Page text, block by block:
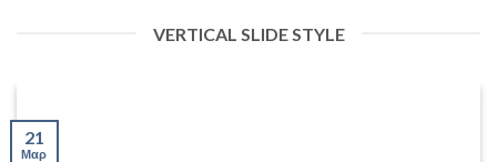
VERTICAL SLIDE STYLE
21
Μαρ